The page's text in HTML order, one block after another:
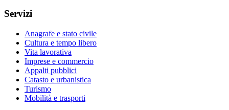
Servizi
Anagrafe e stato civile
Cultura e tempo libero
Vita lavorativa
Imprese e commercio
Appalti pubblici
Catasto e urbanistica
Turismo
Mobilità e trasporti